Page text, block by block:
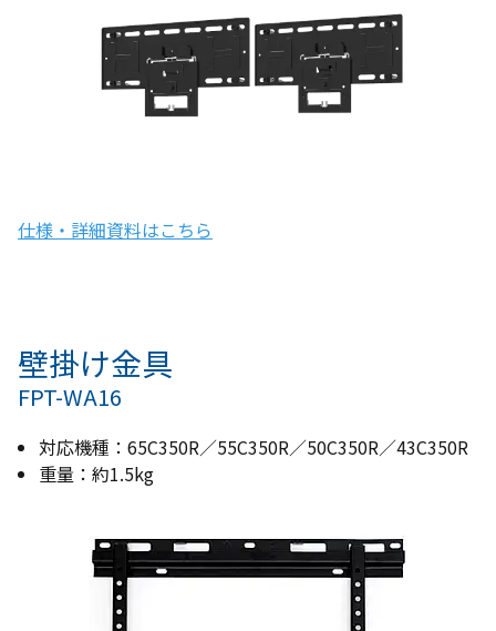
仕様・詳細資料はこちら
壁掛け金具
FPT-WA16
対応機種：65C350R／55C350R／50C350R／43C350R
重量：約1.5kg